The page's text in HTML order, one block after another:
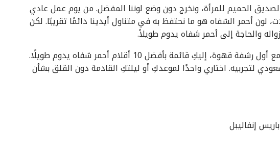
الحميم للمرأة، ونخرج دون وضع لوننا المفضل. من يوم عمل عادي
لون أحمر الشفاه هو ما نحتفظ به في متناول أيدينا دائمًا تقريبًا. لكن
والحاجة إلى أحمر شفاه يدوم طويلاً.
بينما تتلاشى معظم ألوان أحمر الشفاه مع أول رشفة قهوة، إليكِ قائمة بأفضل 10 أقلام أحمر شفاه يدوم طويلًا.
بسعر أقل من 100 ريال سعودي لتجربيه. اختاري واحدًا لموعدكِ أو ليلتكِ القادمة دون القلق بشأن
إنفاليبل